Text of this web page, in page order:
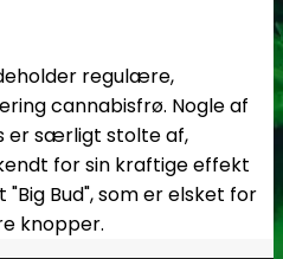
regulære,
cannabisfrø. Nogle af
er særligt stolte af,
for sin kraftige effekt
Bud", som er elsket for
knopper.